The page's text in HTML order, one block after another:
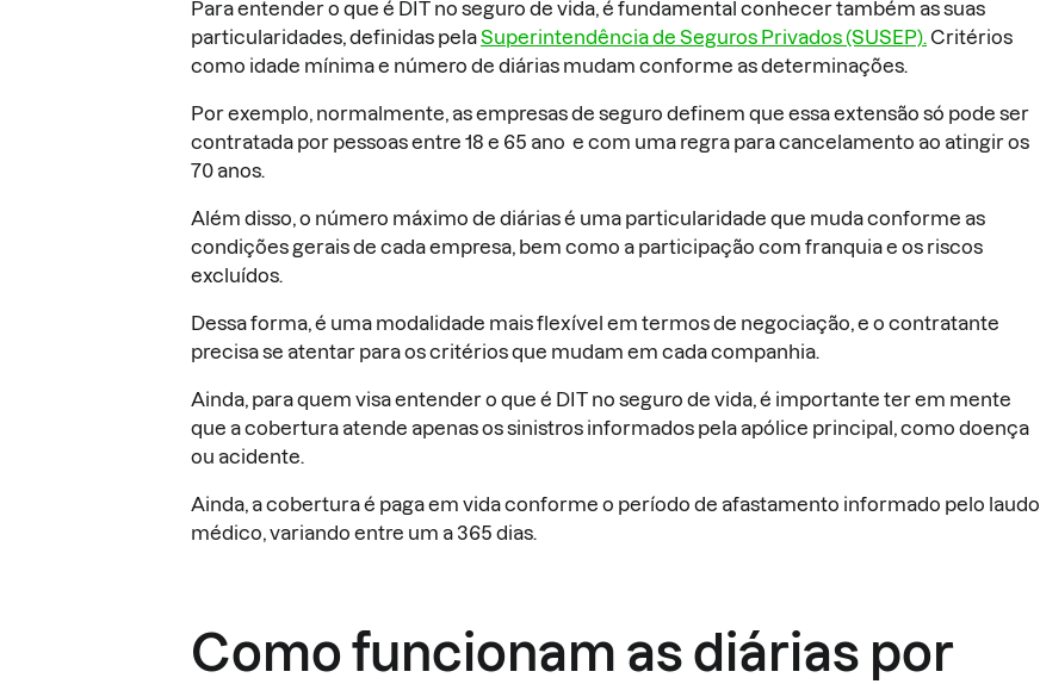
Para entender o que é DIT no seguro de vida, é fundamental conhecer também as suas
particularidades, definidas pelaSuperintendência de Seguros Privados (SUSEP). Critérios
como idade mínima e número de diárias mudam conforme as determinações.
Por exemplo, normalmente, as empresas de seguro definem que essa extensão só pode ser
contratada por pessoas entre 18 e 65 ano e com uma regra para cancelamento ao atingir os
70 anos.
Além disso, o número máximo de diárias é uma particularidade que muda conforme as
condições gerais de cada empresa, bem como a participação com franquia e os riscos
excluídos.
Dessa forma, é uma modalidade mais flexível em termos de negociação, e o contratante
precisa se atentar para os critérios que mudam em cada companhia.
Ainda, para quem visa entender o que é DIT no seguro de vida, é importante ter em mente
que a cobertura atende apenas os sinistros informados pela apólice principal, como doença
ou acidente.
Ainda, a cobertura é paga em vida conforme o período de afastamento informado pelo laudo
médico, variando entre um a 365 dias.
Como funcionam as diárias por